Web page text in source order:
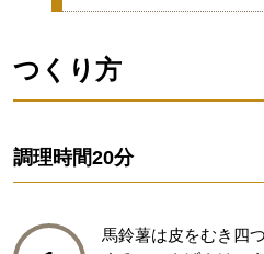
つくり方
調理時間20分
馬鈴薯は皮をむき四